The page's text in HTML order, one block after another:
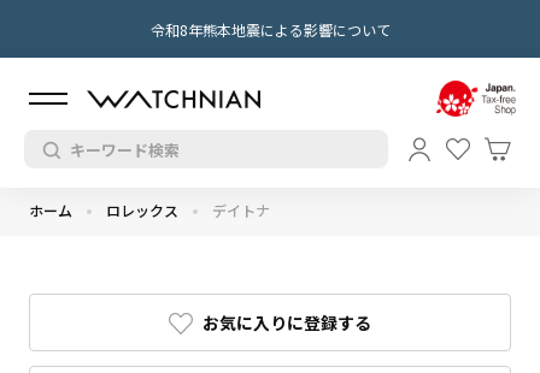
令和8年熊本地震による影響について
ホーム ロレックス デイトナ
お気に入りに登録する